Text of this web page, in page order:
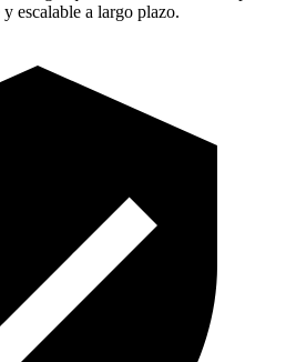
escalable a largo plazo.